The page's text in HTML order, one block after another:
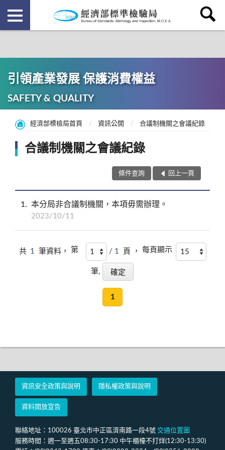
引領產業發展 保護消費權益
SAFETY & QUALITY
經濟部標檢局首頁 資訊公開 合議制機關之會議紀錄
合議制機關之會議紀錄
條件查詢 回上一頁
1 本分局非合議制機關，本項毋需辦理。
2023/10/11
共 1 筆資料， 第 / 1 頁 ， 每頁顯示
筆,
1
資訊安全政策與說明 隱私權政策與說明
資料開放宣告
聯絡地址：100026 臺北市中正區濟南路一段4號 交通位置圖
服務時間：週一至週五08:30-17:30 中午櫃檯不打烊(12:30-13:30)